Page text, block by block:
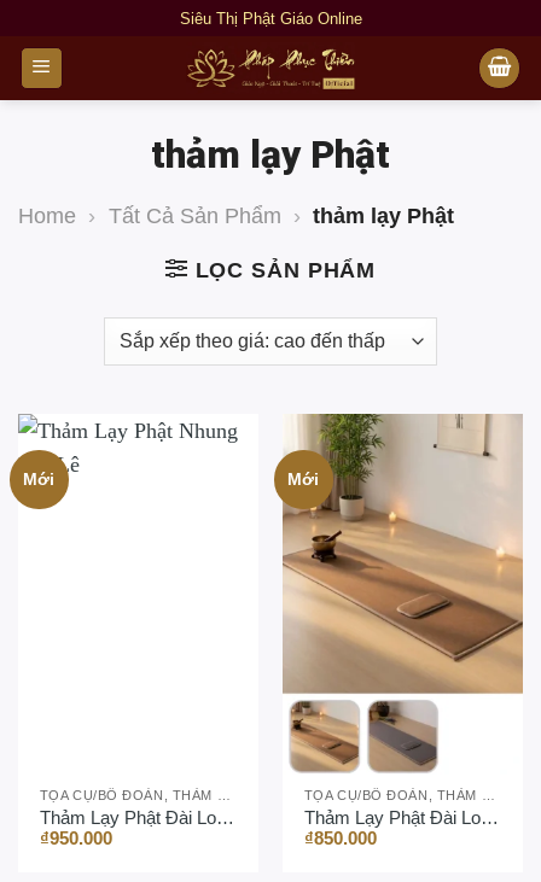
qua
nội
Siêu Thị Phật Giáo Online
thảm lạy Phật
Home › Tất Cả Sản Phẩm › thảm lạy Phật
LỌC SẢN PHẨM
Mới
TỌA CỤ/BỒ ĐOÀN, THẢM LẠY PHẬT
Thảm Lạy Phật Đài Loan Cao Cấp 60x200cm – Chất Nhung Pha Lê
₫950.000
Mới
TỌA CỤ/BỒ ĐOÀN, THẢM LẠY PHẬT
Thảm Lạy Phật Đài Loan Cao Cấp Màu Trơn Tối Giản
₫850.000